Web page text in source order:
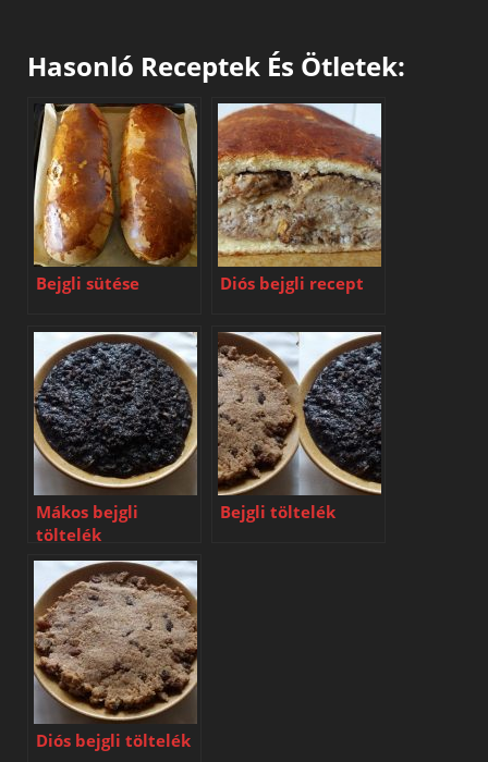
Hasonló Receptek És Ötletek:
Bejgli sütése Diós bejgli recept
Mákos bejgli
töltelék
Bejgli töltelék
Diós bejgli töltelék